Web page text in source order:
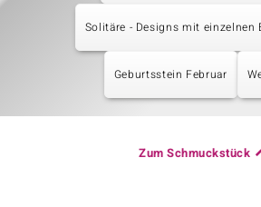
Solitäre - Designs mit einzelnen
Geburtsstein Februar
Zum Schmuckstück